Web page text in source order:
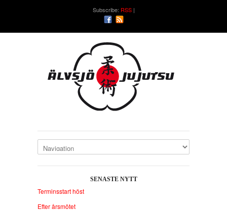
Subscribe: RSS
SENASTE NYTT
Terminsstart höst
Efter årsmötet